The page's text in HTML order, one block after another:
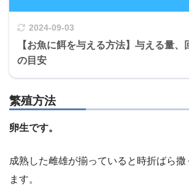
2024-09-03
【お魚に餌を与える方法】与える量
の目安
繁殖方法
卵生です。
成熟した雌雄が揃っていると時折ばら
ます。